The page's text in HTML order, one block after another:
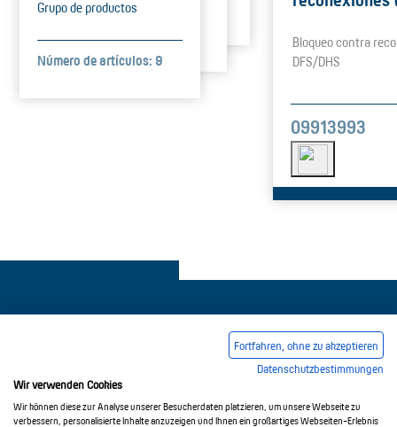
Grupo de productos
Número de artículos: 9
Bloqueo contra
DFS/DHS
09913993
Condiciones comerciales generales
Política de privacidad
Fortfahren, ohne zu akzeptieren
Datenschutzbestimmungen
Wir verwenden Cookies
Wir können diese zur Analyse unserer Besucherdaten platzieren, um unsere Webseite zu
verbessern, personalisierte Inhalte anzuzeigen und Ihnen ein großartiges Webseiten-Erlebnis